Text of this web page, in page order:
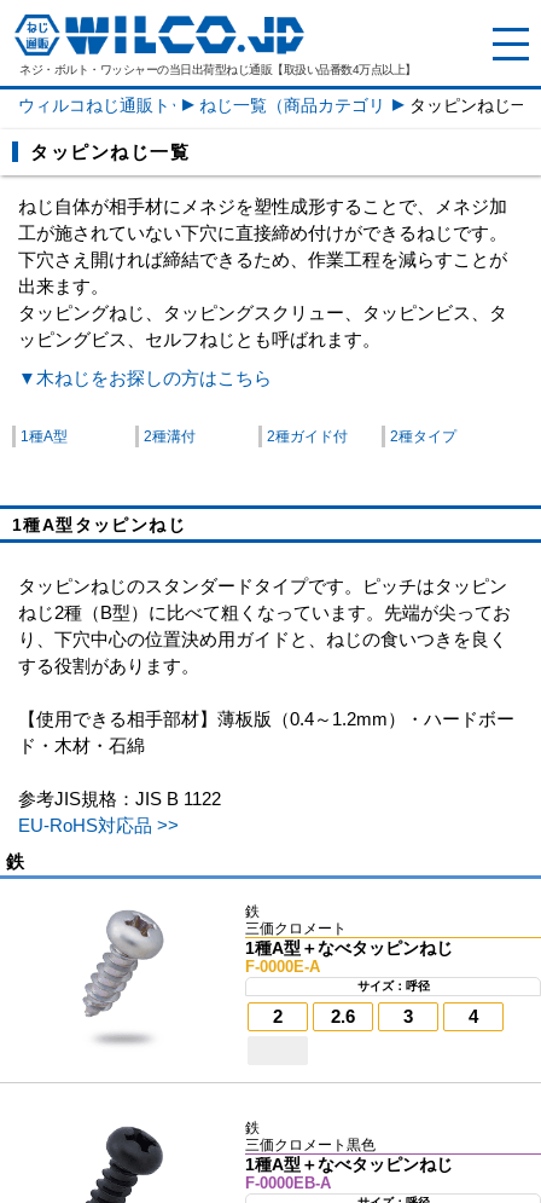
ネジ・ボルト・ワッシャーの当日出荷型ねじ通販【取扱い品番数4万点以上】
ウィルコねじ通販トップねじ一覧（商品カテゴリー）タッピンねじ一
タッピンねじ一覧
ねじ自体が相手材にメネジを塑性成形することで、メネジ加
工が施されていない下穴に直接締め付けができるねじです。
下穴さえ開ければ締結できるため、作業工程を減らすことが
出来ます。
タッピングねじ、タッピングスクリュー、タッピンビス、タ
ッピングビス、セルフねじとも呼ばれます。
▼木ねじをお探しの方はこちら
1種A型 2種溝付 2種ガイド付 2種タイプ
1種A型タッピンねじ
タッピンねじのスタンダードタイプです。ピッチはタッピン
ねじ2種（B型）に比べて粗くなっています。先端が尖ってお
り、下穴中心の位置決め用ガイドと、ねじの食いつきを良く
する役割があります。
【使用できる相手部材】薄板版（0.4～1.2mm）・ハードボー
ド・木材・石綿
参考JIS規格：JIS B 1122
EU-RoHS対応品 >>
鉄
鉄
三価クロメート
1種A型＋なべタッピンねじ
F-0000E-A
サイズ：呼径
2 2.6 3 4
鉄
三価クロメート黒色
1種A型＋なべタッピンねじ
F-0000EB-A